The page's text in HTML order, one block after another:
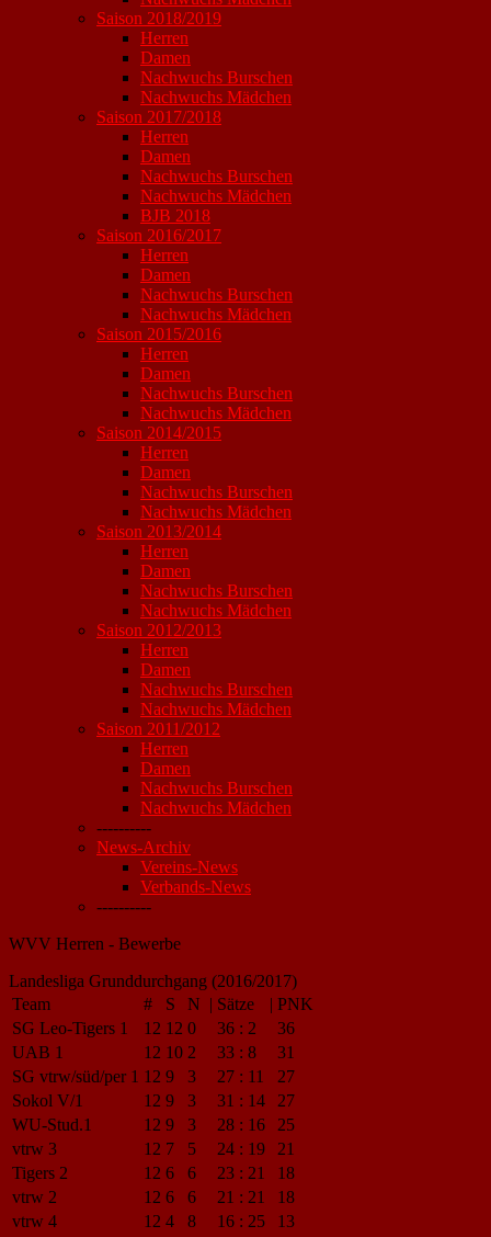
Saison 2018/2019
Herren
Damen
Nachwuchs Burschen
Nachwuchs Mädchen
Saison 2017/2018
Herren
Damen
Nachwuchs Burschen
Nachwuchs Mädchen
BJB 2018
Saison 2016/2017
Herren
Damen
Nachwuchs Burschen
Nachwuchs Mädchen
Saison 2015/2016
Herren
Damen
Nachwuchs Burschen
Nachwuchs Mädchen
Saison 2014/2015
Herren
Damen
Nachwuchs Burschen
Nachwuchs Mädchen
Saison 2013/2014
Herren
Damen
Nachwuchs Burschen
Nachwuchs Mädchen
Saison 2012/2013
Herren
Damen
Nachwuchs Burschen
Nachwuchs Mädchen
Saison 2011/2012
Herren
Damen
Nachwuchs Burschen
Nachwuchs Mädchen
----------
News-Archiv
Vereins-News
Verbands-News
----------
WVV Herren - Bewerbe
Landesliga Grunddurchgang (2016/2017)
Team
# S N | Sätze | PNK
SG Leo-Tigers 1
12 12 0 36 : 2
36
UAB 1
12 10 2 33 : 8
31
SG vtrw/süd/per 1 12 9 3 27 : 11
27
Sokol V/1
12 9 3 31 : 14
27
WU-Stud.1
12 9 3 28 : 16
25
vtrw 3
12 7 5 24 : 19
21
Tigers 2
12 6 6 23 : 21
18
vtrw 2
12 6 6 21 : 21
18
vtrw 4
12 4 8 16 : 25
13